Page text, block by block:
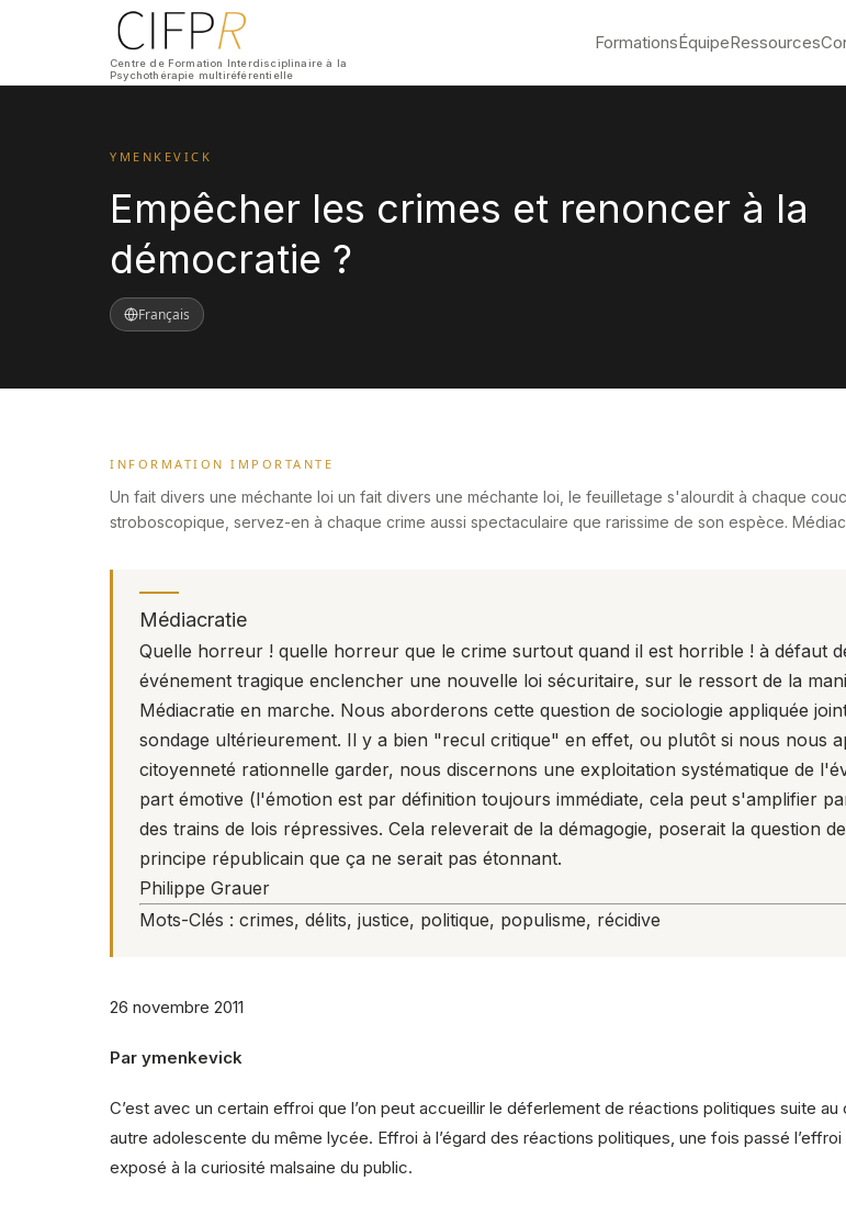
Centre de Formation Interdisciplinaire à la
Psychothérapie multiréférentielle
FormationsÉquipeRessources
YMENKEVICK
Empêcher les crimes et renoncer à la
démocratie ?
Français
INFORMATION IMPORTANTE
Un fait divers une méchante loi un fait divers une méchante loi, le feuilletage s'alourdit à chaque
stroboscopique, servez-en à chaque crime aussi spectaculaire que rarissime de son espèce.
Médiacratie
Quelle horreur ! quelle horreur que le crime surtout quand il est horrible ! à défaut
événement tragique enclencher une nouvelle loi sécuritaire, sur le ressort de la
Médiacratie en marche. Nous aborderons cette question de sociologie appliquée
sondage ultérieurement. Il y a bien "recul critique" en effet, ou plutôt si nous nous
citoyenneté rationnelle garder, nous discernons une exploitation systématique de
part émotive (l'émotion est par définition toujours immédiate, cela peut s'amplifier
des trains de lois répressives. Cela releverait de la démagogie, poserait la question
principe républicain que ça ne serait pas étonnant.
Philippe Grauer
Mots-Clés : crimes, délits, justice, politique, populisme, récidive
26 novembre 2011
Par ymenkevick
C’est avec un certain effroi que l’on peut accueillir le déferlement de réactions politiques suite
autre adolescente du même lycée. Effroi à l’égard des réactions politiques, une fois passé
exposé à la curiosité malsaine du public.